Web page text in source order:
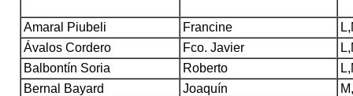
Amaral Piubeli Francine
Ávalos Cordero
Fco. Javier
Balbontín Soria
Roberto
Bernal Bayard
Joaquín